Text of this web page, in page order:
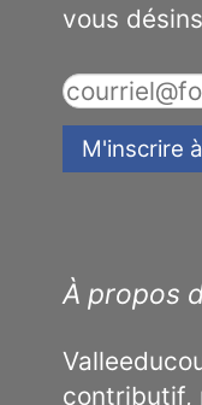
vous
À propos
contributif,